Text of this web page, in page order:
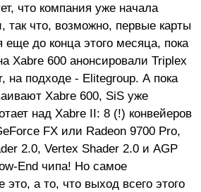
что компания уже начала
так что, возможно, первые карты
еще до конца этого месяца, пока
Xabre 600 анонсировали Triplex
на подходе - Elitegroup. А пока
Xabre 600, SiS уже
над Xabre II: 8 (!) конвейеров
FX или Radeon 9700 Pro,
2.0, Vertex Shader 2.0 и AGP
End чипа! Но самое
это, а то, что выход всего этого